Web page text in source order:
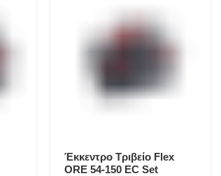
Έκκεντρο Τριβείο Flex
ORE 54-150 EC Set